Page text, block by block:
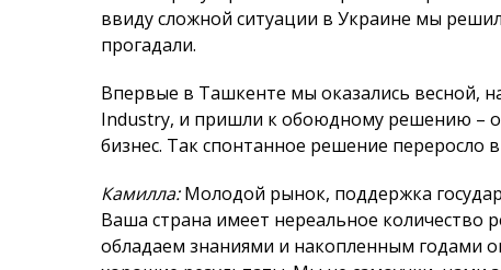
Камилла:Молодой рынок, под­держка
Ваша страна имеет нереальное количе­ство
хорошие результаты. Мы не самоучки, нами
по всему миру.
занимался агропро­мышленным холдингом
Total connection to Tashkent (T.T.T.)